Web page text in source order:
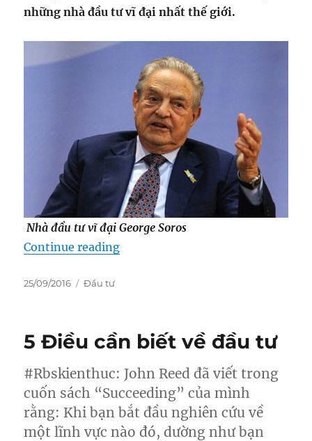
những nhà đầu tư vĩ đại nhất thế giới.
Nhà đầu tư vĩ đại George Soros
Continue reading“10 câu nói ‘kinh điển’ của nhà
Posted
25/09/2016 Categories
Đầu tư
5 Điều cần biết về đầu tư
#Rbskienthuc: John Reed đã viết trong
cuốn sách “Succeeding” của mình
rằng: Khi bạn bắt đầu nghiên cứu về
một lĩnh vực nào đó, dường như bạn